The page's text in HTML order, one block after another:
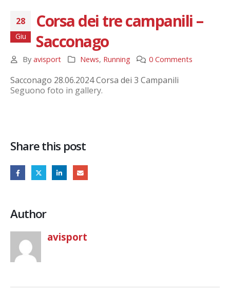
28
Giu
Corsa dei tre campanili –
Sacconago
By avisport News, Running 0 Comments
Sacconago 28.06.2024 Corsa dei 3 Campanili
Seguono foto in gallery.
Share this post
Author
avisport